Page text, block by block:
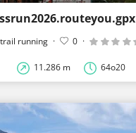
running · 0 ·
11.286 m 64o20